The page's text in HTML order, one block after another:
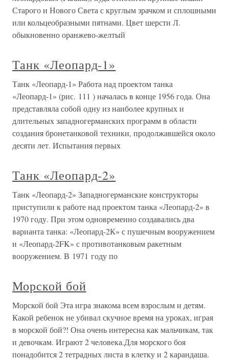
Старого и Нового Света с круглым зрачком и сплошными
или кольцеобразными пятнами. Цвет шерсти Л.
обыкновенно оранжево-желтый
Танк «Леопард-1»
Танк «Леопард-1» Работа над проектом танка
«Леопард-1» (рис. 111 ) началась в конце 1956 года. Она
представляла собой одну из наиболее крупных и
длительных западногерманских программ в области
создания бронетанковой техники, продолжавшейся около
десяти лет. Испытания первых
Танк «Леопард-2»
Танк «Леопард-2» Западногерманские конструкторы
приступили к работе над проектом танка «Леопард-2» в
1970 году. При этом одновременно создавались два
варианта танка: «Леопард-2К» с пушечным вооружением
и «Леопард-2FK» с противотанковым ракетным
вооружением. В 1971 году по
Морской бой
Морской бой Эта игра знакома всем взрослым и детям.
Какой ребенок не убивал скучное время на уроках, играя
в морской бой?! Она очень интересна как мальчикам, так
и девочкам. Играют 2 человека.Для морского боя
понадобится 2 тетрадных листа в клетку и 2 карандаша.